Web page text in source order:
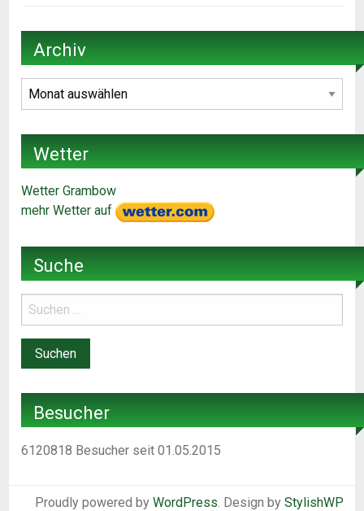
Archiv
Archiv
Wetter
Wetter Grambow
mehr Wetter auf
Suche
Besucher
6120818 Besucher seit 01.05.2015
Proudly powered by WordPress. Design by StylishWP